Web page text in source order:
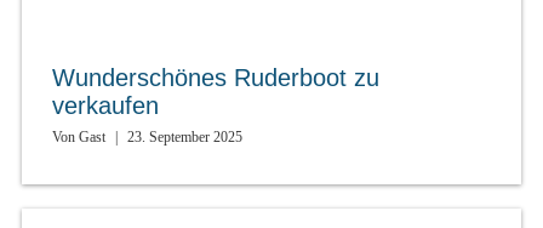
Wunderschönes Ruderboot zu
verkaufen
Von Gast 23. September 2025